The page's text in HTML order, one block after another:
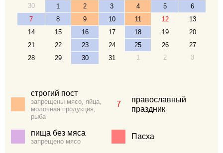
30 1 2 3 4 5
6
7
8 9 10 11 12
13
14
15 16 17 18 19
20
21
22 23 24 25 26
27
28
29 30 31 1 2 3
строгий пост
запрещены мясо, яйца,
молочная продукция,
рыба
7
православный
праздник
пища без мяса
запрещено мясо
Пасха